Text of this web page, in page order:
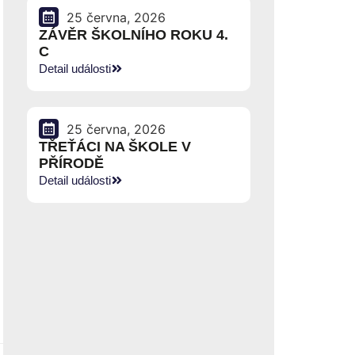
25 června, 2026
ZÁVĚR ŠKOLNÍHO ROKU 4.
C
Detail události
25 června, 2026
TŘEŤÁCI NA ŠKOLE V
PŘÍRODĚ
Detail události